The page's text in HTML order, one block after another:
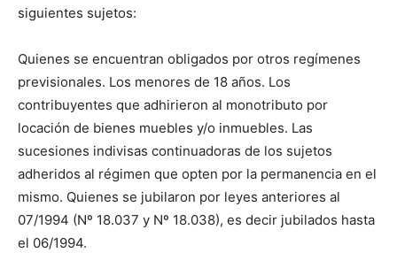
siguientes sujetos:
Quienes se encuentran obligados por otros regímenes
previsionales. Los menores de 18 años. Los
contribuyentes que adhirieron al monotributo por
locación de bienes muebles y/o inmuebles. Las
sucesiones indivisas continuadoras de los sujetos
adheridos al régimen que opten por la permanencia en el
mismo. Quienes se jubilaron por leyes anteriores al
07/1994 (Nº 18.037 y Nº 18.038), es decir jubilados hasta
el 06/1994.